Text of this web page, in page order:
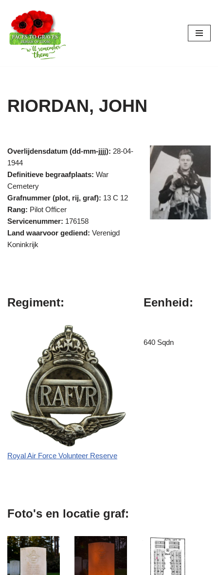
Ga
naar
RIORDAN, JOHN
Overlijdensdatum (dd-mm-jjjj): 28-04-
1944
Definitieve begraafplaats: War
Cemetery
Grafnummer (plot, rij, graf): 13 C 12
Rang: Pilot Officer
Servicenummer: 176158
Land waarvoor gediend: Verenigd
Koninkrijk
Regiment:
Royal Air Force Volunteer Reserve
Eenheid:
640 Sqdn
Foto's en locatie graf: